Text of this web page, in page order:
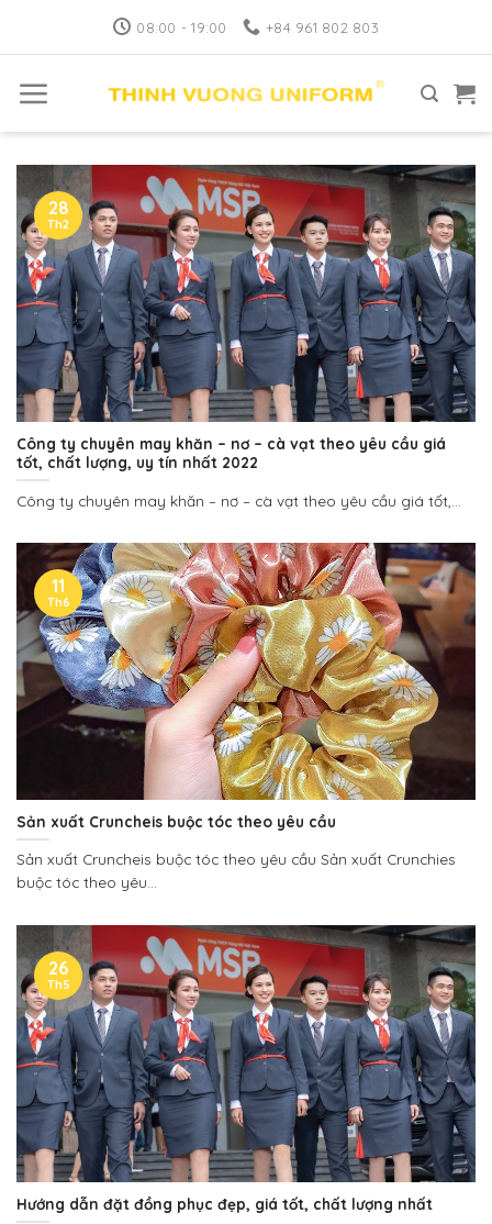
08:00 - 19:00 +84 961 802 803
Công ty chuyên may khăn – nơ – cà vạt theo yêu cầu giá
tốt, chất lượng, uy tín nhất 2022
Công ty chuyên may khăn – nơ – cà vạt theo yêu cầu giá tốt,...
28
Th2
Sản xuất Cruncheis buộc tóc theo yêu cầu
Sản xuất Cruncheis buộc tóc theo yêu cầu Sản xuất Crunchies
buộc tóc theo yêu...
11
Th6
Hướng dẫn đặt đồng phục đẹp, giá tốt, chất lượng nhất
26
Th5